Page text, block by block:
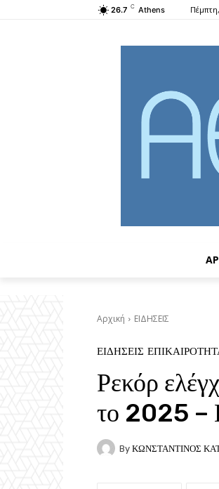
26.7 C Athens
Αρχική ΕΙΔΗΣΕΙΣ
ΕΙΔΗΣΕΙΣ
Ρεκόρ
το 2025 –
By ΚΩΝΣΤΑΝΤΙΝΟΣ